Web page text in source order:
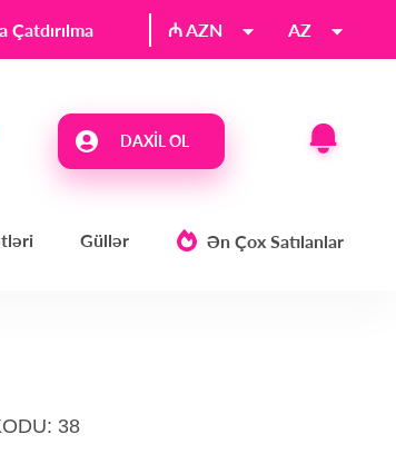
Çatdırılma ₼ AZN AZ
DAXIL OL
Güllər Ən Çox Satılanlar
38